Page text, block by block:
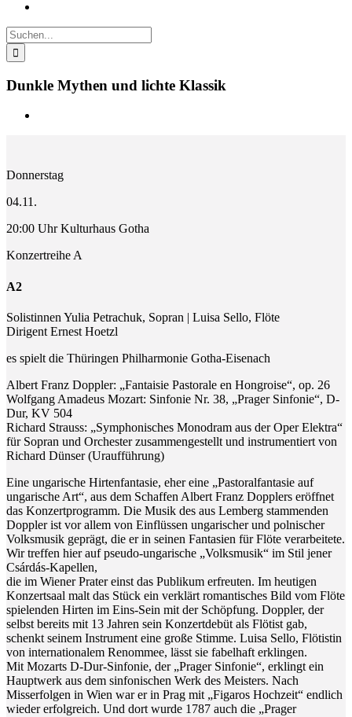
Suche
nach:
Dunkle Mythen und lichte Klassik
Donnerstag
04.11.
20:00 Uhr Kulturhaus Gotha
Konzertreihe A
A2
Solistinnen Yulia Petrachuk, Sopran | Luisa Sello, Flöte
Dirigent Ernest Hoetzl
es spielt die Thüringen Philharmonie Gotha-Eisenach
Albert Franz Doppler: „Fantaisie Pastorale en Hongroise“, op. 26
Wolfgang Amadeus Mozart: Sinfonie Nr. 38, „Prager Sinfonie“, D-
Dur, KV 504
Richard Strauss: „Symphonisches Monodram aus der Oper Elektra“
für Sopran und Orchester zusammengestellt und instrumentiert von
Richard Dünser (Uraufführung)
Eine ungarische Hirtenfantasie, eher eine „Pastoralfantasie auf
ungarische Art“, aus dem Schaffen Albert Franz Dopplers eröffnet
das Konzertprogramm. Die Musik des aus Lemberg stammenden
Doppler ist vor allem von Einflüssen ungarischer und polnischer
Volksmusik geprägt, die er in seinen Fantasien für Flöte verarbeitete.
Wir treffen hier auf pseudo-ungarische „Volksmusik“ im Stil jener
Csárdás-Kapellen,
die im Wiener Prater einst das Publikum erfreuten. Im heutigen
Konzertsaal malt das Stück ein verklärt romantisches Bild vom Flöte
spielenden Hirten im Eins-Sein mit der Schöpfung. Doppler, der
selbst bereits mit 13 Jahren sein Konzertdebüt als Flötist gab,
schenkt seinem Instrument eine große Stimme. Luisa Sello, Flötistin
von internationalem Renommee, lässt sie fabelhaft erklingen.
Mit Mozarts D-Dur-Sinfonie, der „Prager Sinfonie“, erklingt ein
Hauptwerk aus dem sinfonischen Werk des Meisters. Nach
Misserfolgen in Wien war er in Prag mit „Figaros Hochzeit“ endlich
wieder erfolgreich. Und dort wurde 1787 auch die „Prager